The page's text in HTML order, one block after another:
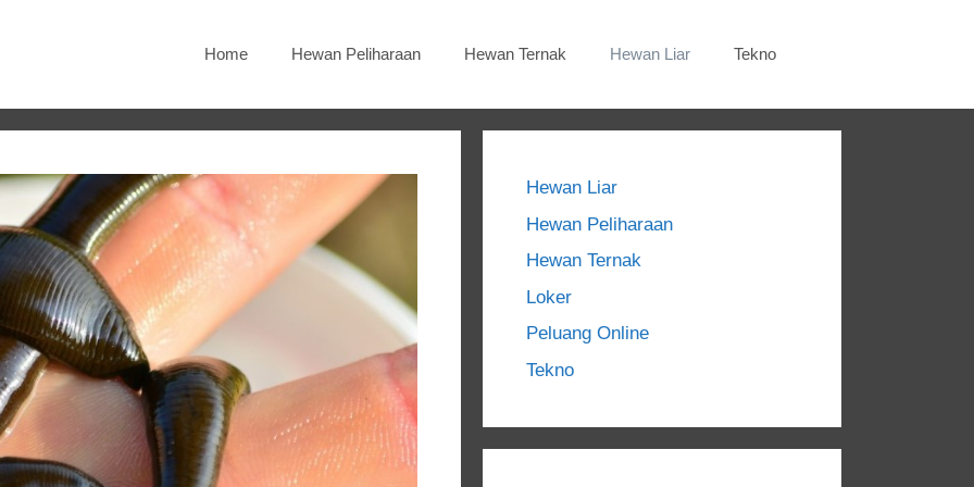
Home Hewan Peliharaan Hewan Ternak Hewan Liar Tekno
Hewan Liar
Hewan Peliharaan
Hewan Ternak
Loker
Peluang Online
Tekno